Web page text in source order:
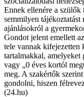
Ennek ellenére a szülők
semmilyen
ajánlásokról a
Gondot jelent emellett
tele vannak kifejezetten
tartalmakkal, amelyeket
vagy „0 éves kortól
meg. A szakértők
gondolni, hiszen
(24.hu)